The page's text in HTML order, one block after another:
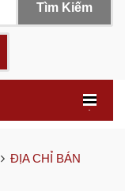
Tìm Kiếm
.
ĐỊA CHỈ BÁN